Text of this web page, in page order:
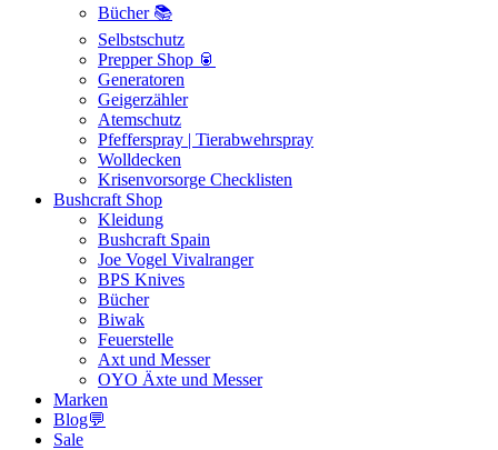
Bücher 📚
Selbstschutz
Prepper Shop 🥫
Generatoren
Geigerzähler
Atemschutz
Pfefferspray | Tierabwehrspray
Wolldecken
Krisenvorsorge Checklisten
Bushcraft Shop
Kleidung
Bushcraft Spain
Joe Vogel Vivalranger
BPS Knives
Bücher
Biwak
Feuerstelle
Axt und Messer
OYO Äxte und Messer
Marken
Blog💬
Sale